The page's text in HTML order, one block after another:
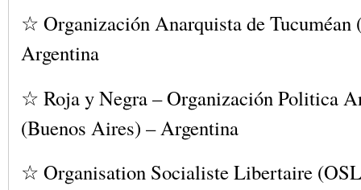
☆ Organización Anarquista de Tucuméan
Argentina
☆ Roja y Negra – Organización Politica
(Buenos Aires) – Argentina
☆ Organisation Socialiste Libertaire